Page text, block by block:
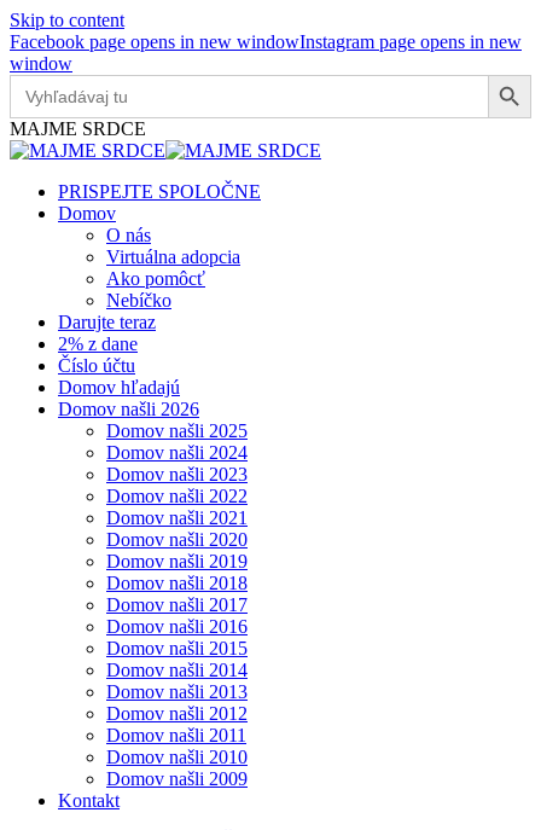
Skip to content
Facebook page opens in new windowInstagram page opens in new
window
Search
for:
Search Button
MAJME SRDCE
PRISPEJTE SPOLOČNE
Domov
O nás
Virtuálna adopcia
Ako pomôcť
Nebíčko
Darujte teraz
2% z dane
Číslo účtu
Domov hľadajú
Domov našli 2026
Domov našli 2025
Domov našli 2024
Domov našli 2023
Domov našli 2022
Domov našli 2021
Domov našli 2020
Domov našli 2019
Domov našli 2018
Domov našli 2017
Domov našli 2016
Domov našli 2015
Domov našli 2014
Domov našli 2013
Domov našli 2012
Domov našli 2011
Domov našli 2010
Domov našli 2009
Kontakt